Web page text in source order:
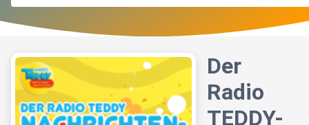
Der
Radio
TEDDY-